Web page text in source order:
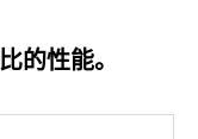
的性能。